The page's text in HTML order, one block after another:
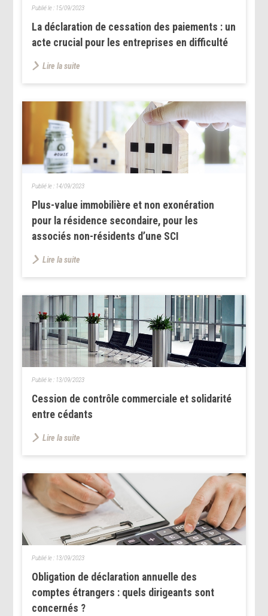
La déclaration de cessation des paiements : un
acte crucial pour les entreprises en difficulté
Publié le : 15/09/2023
Lire la suite
Plus-value immobilière et non exonération
pour la résidence secondaire, pour les
associés non-résidents d’une SCI
Publié le : 14/09/2023
Lire la suite
Cession de contrôle commerciale et solidarité
entre cédants
Publié le : 13/09/2023
Lire la suite
Obligation de déclaration annuelle des
comptes étrangers : quels dirigeants sont
concernés ?
Publié le : 13/09/2023